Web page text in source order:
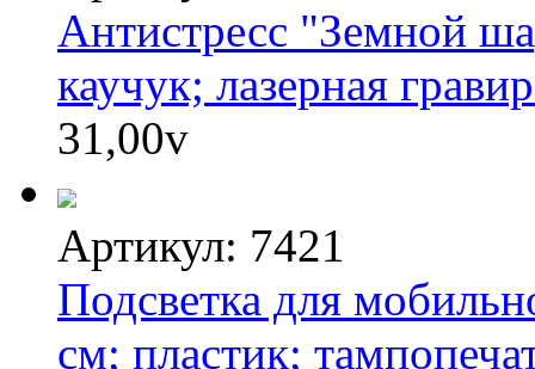
Антистресс "Земной
каучук; лазерная
31,00v
Артикул: 7421
Подсветка для
см; пластик;